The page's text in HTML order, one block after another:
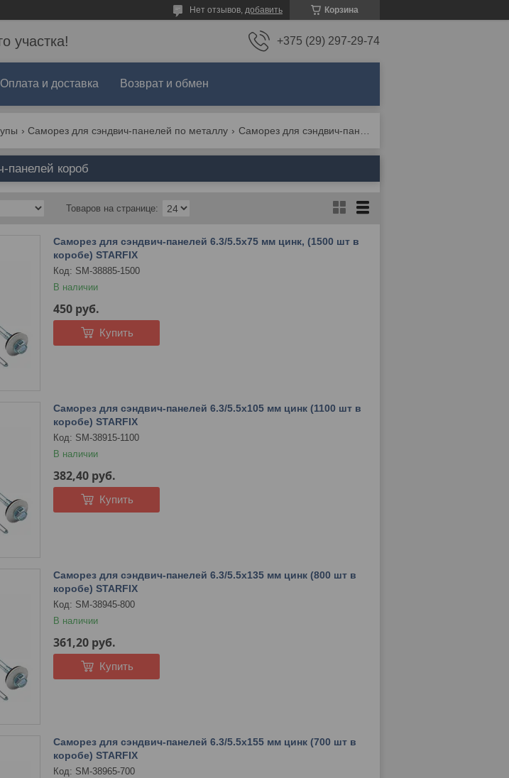
Корзина
Нет отзывов, добавить
участка! +375 (29) 297-29-74
Оплата и доставка Возврат и обмен
Саморез для сэндвич-панелей по металлу
панелей короб
Саморез для сэндвич-панелей 6.3/5.5х75 мм цинк, (1500 шт в
коробе) STARFIX
SM-38885-1500
В наличии
450 руб.
Купить
Саморез для сэндвич-панелей 6.3/5.5х105 мм цинк (1100 шт в
коробе) STARFIX
SM-38915-1100
В наличии
382,40 руб.
Купить
Саморез для сэндвич-панелей 6.3/5.5х135 мм цинк (800 шт в
коробе) STARFIX
SM-38945-800
В наличии
361,20 руб.
Купить
Саморез для сэндвич-панелей 6.3/5.5х155 мм цинк (700 шт в
коробе) STARFIX
SM-38965-700